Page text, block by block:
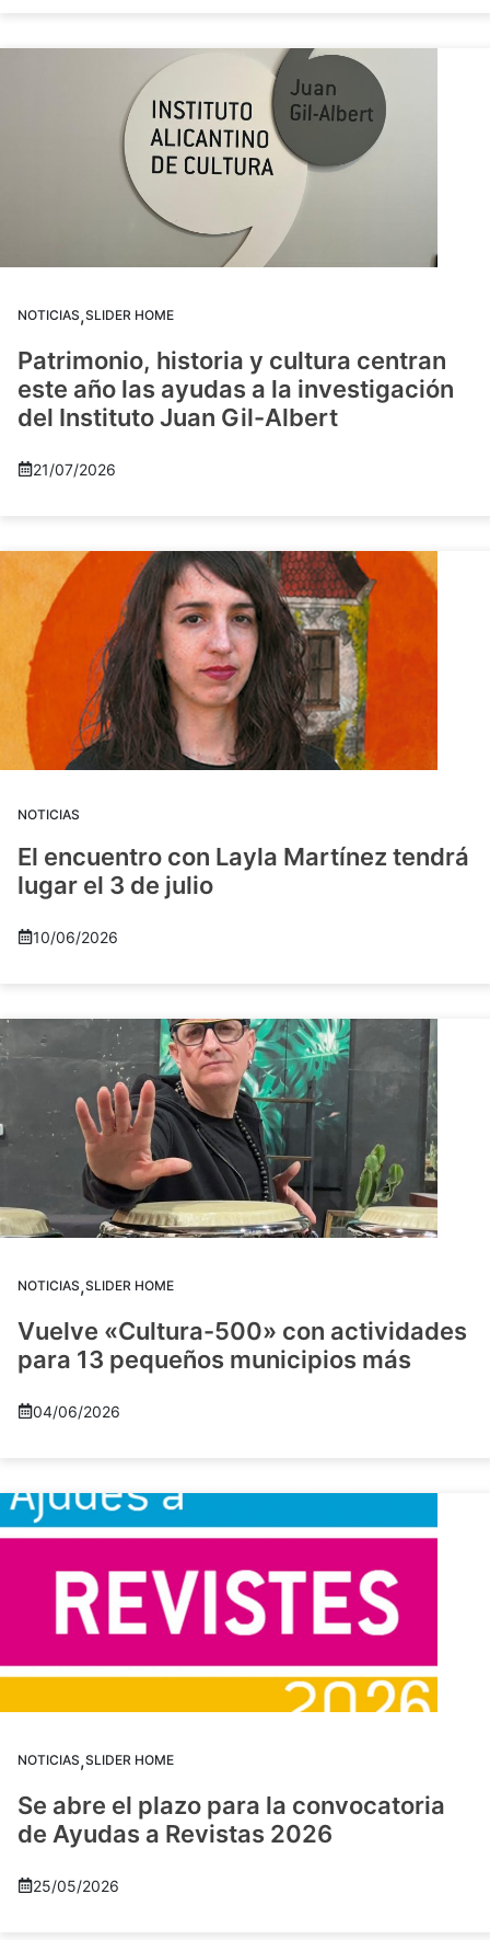
NOTICIAS,SLIDER HOME
Patrimonio, historia y cultura centran
este año las ayudas a la investigación
del Instituto Juan Gil-Albert
21/07/2026
NOTICIAS
El encuentro con Layla Martínez tendrá
lugar el 3 de julio
10/06/2026
NOTICIAS,SLIDER HOME
Vuelve «Cultura-500» con actividades
para 13 pequeños municipios más
04/06/2026
NOTICIAS,SLIDER HOME
Se abre el plazo para la convocatoria
de Ayudas a Revistas 2026
25/05/2026